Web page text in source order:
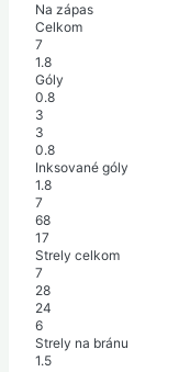
Na zápas
Celkom
7
1.8
Góly
0.8
3
3
0.8
Inksované góly
1.8
7
68
17
Strely celkom
7
28
24
6
Strely na bránu
1.5